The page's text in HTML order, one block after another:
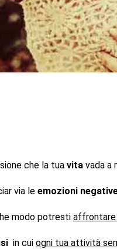
che la tua vita vada a
via le emozioni
modo potresti affrontare
in cui ogni tua attività